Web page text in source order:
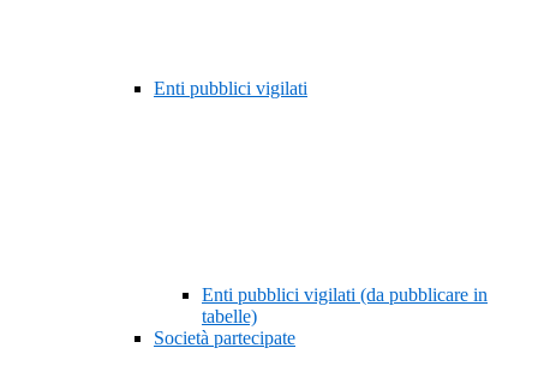
Enti pubblici vigilati
Enti pubblici vigilati (da pubblicare in
tabelle)
Società partecipate